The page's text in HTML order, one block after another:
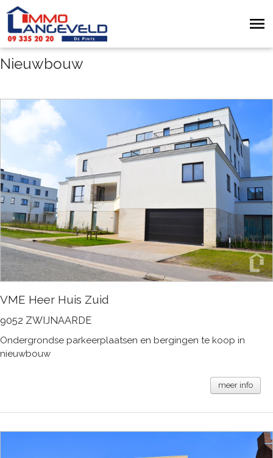
Nieuwbouw
VME Heer Huis Zuid
9052 ZWIJNAARDE
Ondergrondse parkeerplaatsen en bergingen te koop in
nieuwbouw
meer info